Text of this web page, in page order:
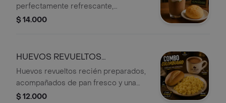
perfectamente refrescante,
acompañado de una almojábana
combinación ideal para disfrutar un
colombiano.
$ 14.000
HUEVOS REVUELTOS
CHOCOLATE Y PAN
Huevos revueltos recién preparados,
acompañados de pan fresco y una
deliciosa taza de chocolate caliente
$ 12.000